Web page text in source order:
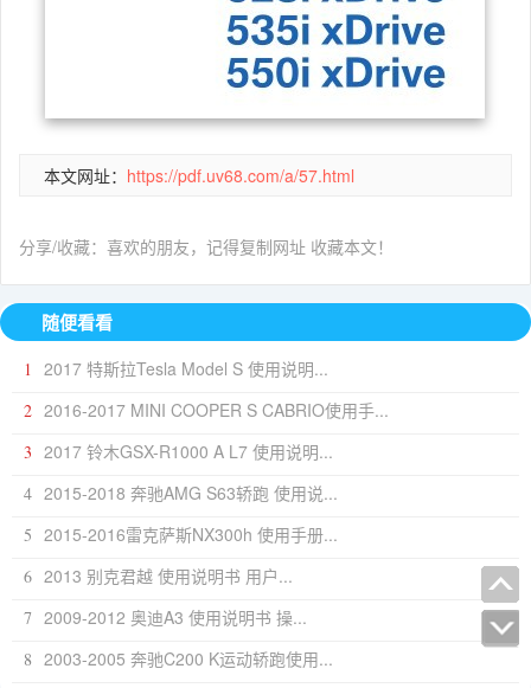
本文网址： https://pdf.uv68.com/a/57.html
分享/收藏：喜欢的朋友，记得复制网址 收藏本文！
随便看看
1 2017 特斯拉Tesla Model S 使用说明...
2 2016-2017 MINI COOPER S CABRIO使用手...
3 2017 铃木GSX-R1000 A L7 使用说明...
4 2015-2018 奔驰AMG S63轿跑 使用说...
5 2015-2016雷克萨斯NX300h 使用手册...
6 2013 别克君越 使用说明书 用户...
7 2009-2012 奥迪A3 使用说明书 操...
8 2003-2005 奔驰C200 K运动轿跑使用...